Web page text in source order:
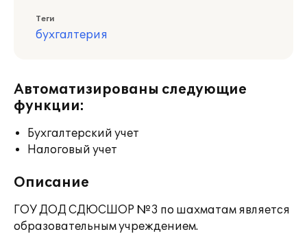
Теги
бухгалтерия
Автоматизированы следующие
функции:
Бухгалтерский учет
Налоговый учет
Описание
ГОУ ДОД СДЮСШОР №3 по шахматам является
образовательным учреждением.